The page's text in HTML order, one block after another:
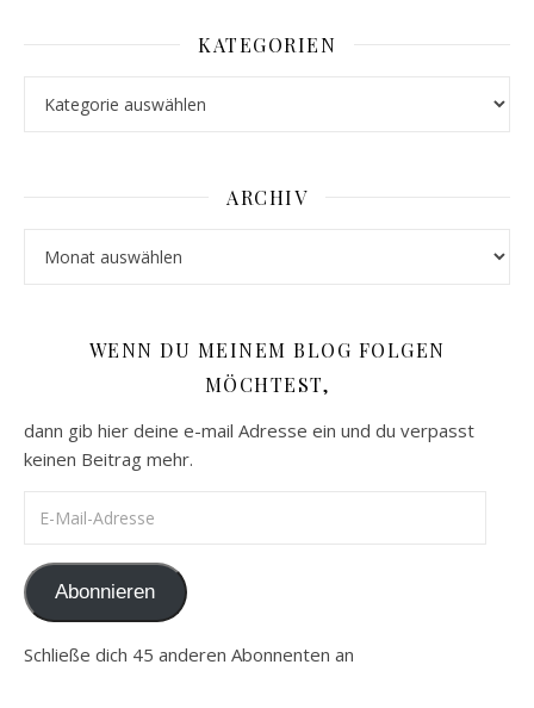
KATEGORIEN
ARCHIV
WENN DU MEINEM BLOG FOLGEN
MÖCHTEST,
dann gib hier deine e-mail Adresse ein und du verpasst
keinen Beitrag mehr.
Abonnieren
Schließe dich 45 anderen Abonnenten an